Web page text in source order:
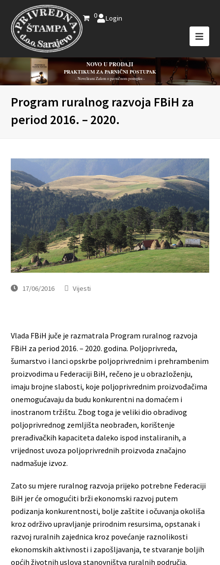
0 Login
NOVO U PRODAJI
PRAKTIKUM ZA PARNIČNI POSTUPAK
- Novelirani Zakon o parničnom postupku -
Program ruralnog razvoja FBiH za
period 2016. – 2020.
17/06/2016 Vijesti
Vlada FBiH juče je razmatrala Program ruralnog razvoja
FBiH za period 2016. – 2020. godina. Poljoprivreda,
šumarstvo i lanci opskrbe poljoprivrednim i prehrambenim
proizvodima u Federaciji BiH, rečeno je u obrazloženju,
imaju brojne slabosti, koje poljoprivrednim proizvođačima
onemogućavaju da budu konkurentni na domaćem i
inostranom tržištu. Zbog toga je veliki dio obradivog
poljoprivrednog zemljišta neobrađen, korištenje
prerađivačkih kapaciteta daleko ispod instaliranih, a
vrijednost uvoza poljoprivrednih proizvoda značajno
nadmašuje izvoz.
Zato su mjere ruralnog razvoja prijeko potrebne Federaciji
BiH jer će omogućiti brži ekonomski razvoj putem
podizanja konkurentnosti, bolje zaštite i očuvanja okoliša
kroz održivo upravljanje prirodnim resursima, opstanak i
razvoj ruralnih zajednica kroz povećanje raznolikosti
ekonomskih aktivnosti i zapošljavanja, te stvaranje boljih
općih životnih uslova stanovništva ruralnih područja.